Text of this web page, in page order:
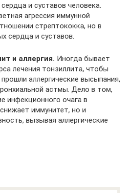
и суставов человека.
агрессия иммунной
стрептококка, но в
сердца и суставов.
и аллергия. Иногда бывает
лечения тонзиллита, чтобы
аллергические высыпания,
астмы. Дело в том,
инфекционного очага в
иммунитет, но и
вызывая аллергические